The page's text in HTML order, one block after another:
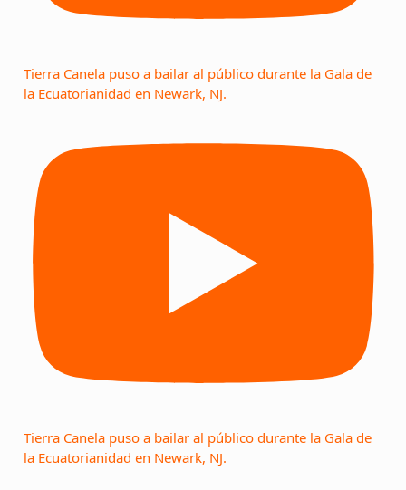
Tierra Canela puso a bailar al público durante la Gala de
la Ecuatorianidad en Newark, NJ.
Tierra Canela puso a bailar al público durante la Gala de
la Ecuatorianidad en Newark, NJ.